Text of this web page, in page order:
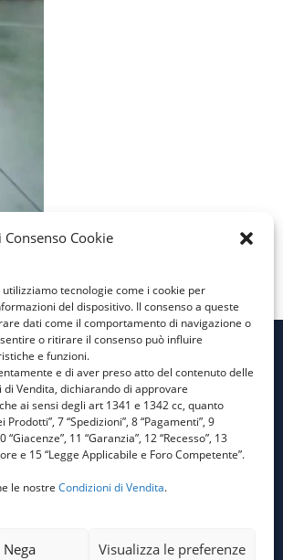
Consenso Cookie
tecnologie come i cookie per
del dispositivo. Il consenso a queste
dati come il comportamento di navigazione o
o ritirare il consenso può influire
e funzioni.
e di aver preso atto del contenuto delle
Vendita, dichiarando di approvare
ai sensi degli art 1341 e 1342 cc, quanto
7 “Spedizioni”, 8 “Pagamenti”, 9
11 “Garanzia”, 12 “Recesso”, 13
e 15 “Legge Applicabile e Foro Competente”.
le nostre Condizioni di Vendita.
Nega Visualizza le preferenze
Privacy Policy
Cookie Policy
Condizioni Generali di
Vendita